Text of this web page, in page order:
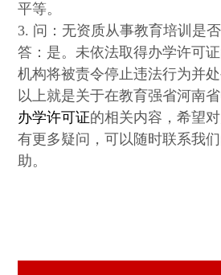
平等。
3. 问：无资质从事教育培训是
答：是。未依法取得办学许可
机构将被责令停止违法行为并处
以上就是关于在教育强省河南
办学许可证的相关内容，希望
有更多疑问，可以随时联系我
助。